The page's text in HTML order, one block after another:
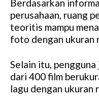
Berdasarkan
perusahaan, ruang
teoritis mampu
foto dengan ukuran
Selain itu,
dari 400 film
lagu dengan